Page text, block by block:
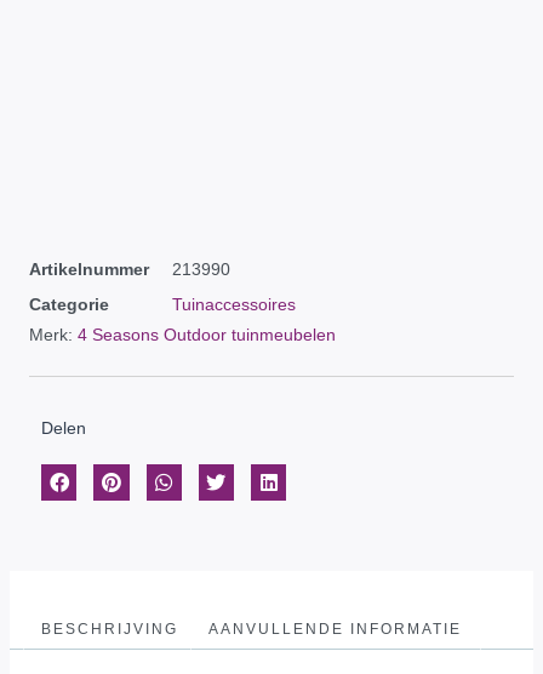
Artikelnummer
213990
Categorie
Tuinaccessoires
Merk: 4 Seasons Outdoor tuinmeubelen
Delen
BESCHRIJVING AANVULLENDE INFORMATIE